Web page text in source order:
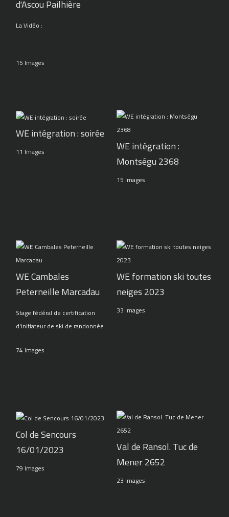
d'Ascou Pailhière
La Vidéo :
15 Images
WE intégration : soirée
11 Images
WE intégration :
Montségu 2368
15 Images
WE Cambales
Peterneille Marcadau
Stage fédéral de certification
d'initiateur de ski de randonnée
74 Images
WE formation ski toutes
neiges 2023
33 Images
Col de Sencours
16/01/2023
79 Images
Val de Ransol. Tuc de
Mener 2652
23 Images